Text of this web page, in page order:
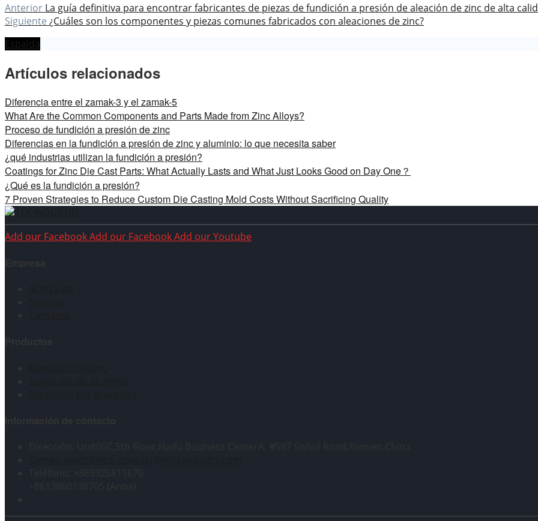
Anterior La guía definitiva para encontrar fabricantes de piezas de fundición a presión de aleación de zinc de alta
Siguiente ¿Cuáles son los componentes y piezas comunes fabricados con aleaciones de zinc?
Espalda
Artículos relacionados
Diferencia entre el zamak-3 y el zamak-5
What Are the Common Components and Parts Made from Zinc Alloys?
Proceso de fundición a presión de zinc
Diferencias en la fundición a presión de zinc y aluminio: lo que necesita saber
¿qué industrias utilizan la fundición a presión?
Coatings for Zinc Die Cast Parts: What Actually Lasts and What Just Looks Good on Day One？
¿Qué es la fundición a presión?
7 Proven Strategies to Reduce Custom Die Casting Mold Costs Without Sacrificing Quality
Add our FacebookAdd our FacebookAdd our Youtube